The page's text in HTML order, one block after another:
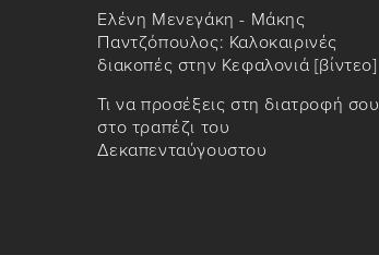
Ελένη Μενεγάκη - Μάκης
Παντζόπουλος: Καλοκαιρινές
διακοπές στην Κεφαλονιά [βίντεο]
Τι να προσέξεις στη διατροφή σου
στο τραπέζι του
Δεκαπενταύγουστου